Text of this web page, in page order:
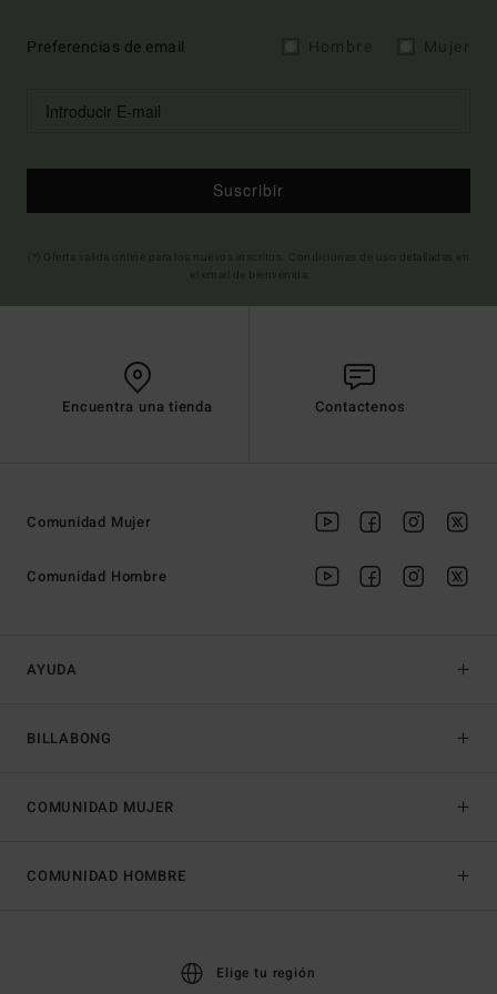
Preferencias de email
Suscribir
Encuentra una tienda Contactenos
AYUDA
BILLABONG
Comunidad Mujer
Comunidad Hombre
COMUNIDAD MUJER
COMUNIDAD HOMBRE
Elige tu región